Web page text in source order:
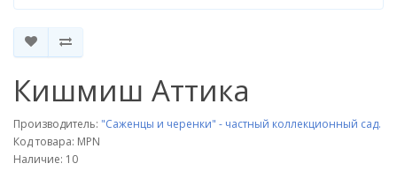
Кишмиш Аттика
Производитель: "Саженцы и черенки" - частный коллекционный сад.
Код товара: MPN
Наличие: 10